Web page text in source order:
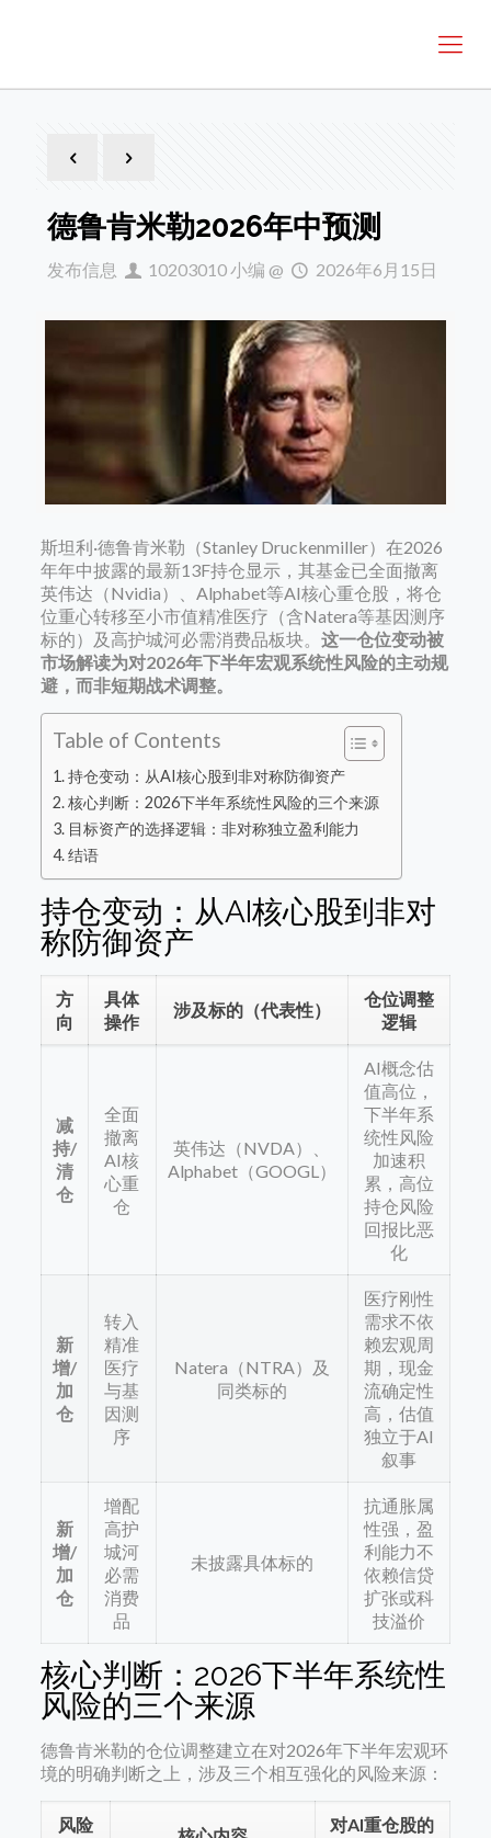
德鲁肯米勒2026年中预测
发布信息 10203010 小编 @ 2026年6月15日
斯坦利·德鲁肯米勒（Stanley Druckenmiller）在2026
年年中披露的最新13F持仓显示，其基金已全面撤离
英伟达（Nvidia）、Alphabet等AI核心重仓股，将仓
位重心转移至小市值精准医疗（含Natera等基因测序
标的）及高护城河必需消费品板块。 这一仓位变动被
市场解读为对2026年下半年宏观系统性风险的主动规
避，而非短期战术调整。
Table of Contents
持仓变动：从AI核心股到非对称防御资产
核心判断：2026下半年系统性风险的三个来源
目标资产的选择逻辑：非对称独立盈利能力
结语
持仓变动：从AI核心股到非对
称防御资产
方
向
具体
操作
涉及标的（代表性）
仓位调整
逻辑
减
持/
清
仓
全面
撤离
AI核
心重
仓
英伟达（NVDA）、
Alphabet（GOOGL）
AI概念估
值高位，
下半年系
统性风险
加速积
累，高位
持仓风险
回报比恶
化
新
增/
加
仓
转入
精准
医疗
与基
因测
序
Natera（NTRA）及
同类标的
医疗刚性
需求不依
赖宏观周
期，现金
流确定性
高，估值
独立于AI
叙事
新
增/
加
仓
增配
高护
城河
必需
消费
品
未披露具体标的
抗通胀属
性强，盈
利能力不
依赖信贷
扩张或科
技溢价
核心判断：2026下半年系统性
风险的三个来源
德鲁肯米勒的仓位调整建立在对2026年下半年宏观环
境的明确判断之上，涉及三个相互强化的风险来源：
风险
对AI重仓股的